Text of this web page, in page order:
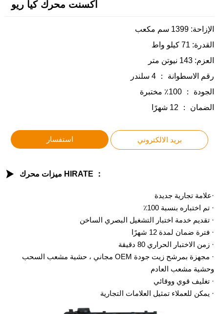
أكسنت محرك كيا ريو
الإزاحة: 1399 سم مكعب
القدرة: 71 كيلو واط
العزم: 143 نيوتن متر
رقم الاسطوانة ： 4 سلندر
الجودة ： 100٪ مختبرة
الضمان ： 12 شهرًا
استفسار بريد الالكتروني
 ميزات محرك HIRATE ：
·علامة تجارية جديدة
· تم اختباره بنسبة 100٪
· تقديم خدمة اختبار التشغيل البصري الساخن
· فترة ضمان لمدة 12 شهرًا
· زمن الاختبار الحراري 80 دقيقة
· مجهزة بمرشح زيت جودة OEM مجاني ، حشية مشعب السحب
وحشية مشعب العادم
· تغليف قوي ووقائي
· يمكن للعملاء تمثيل العلامات التجارية